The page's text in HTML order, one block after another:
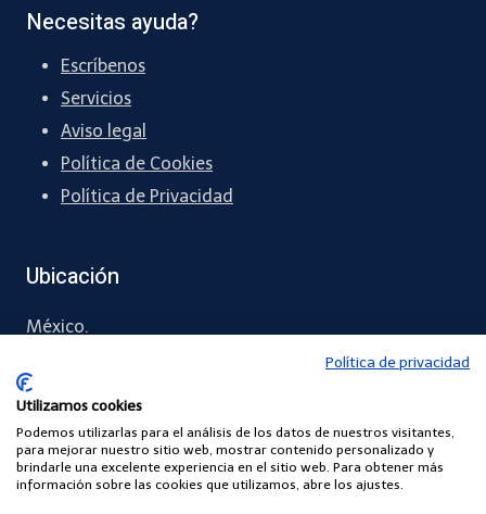
Necesitas ayuda?
Escríbenos
Servicios
Aviso legal
Política de Cookies
Política de Privacidad
Ubicación
México.
56 3530 2117
contacto@todoterapeuta.com.mx
Política de privacidad
Utilizamos cookies
Podemos utilizarlas para el análisis de los datos de nuestros visitantes,
para mejorar nuestro sitio web, mostrar contenido personalizado y
brindarle una excelente experiencia en el sitio web. Para obtener más
información sobre las cookies que utilizamos, abre los ajustes.